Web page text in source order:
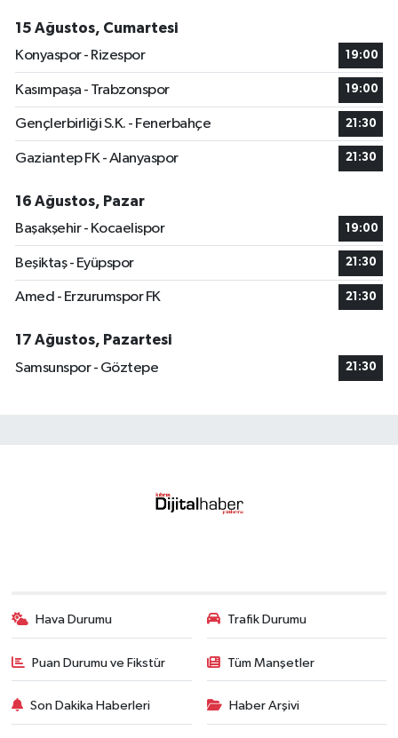
15 Ağustos, Cumartesi
Konyaspor - Rizespor
19:00
Kasımpaşa - Trabzonspor 19:00
Gençlerbirliği S.K. - Fenerbahçe 21:30
Gaziantep FK - Alanyaspor 21:30
16 Ağustos, Pazar
Başakşehir - Kocaelispor
19:00
Beşiktaş - Eyüpspor 21:30
Amed - Erzurumspor FK 21:30
17 Ağustos, Pazartesi
Samsunspor - Göztepe
21:30
Hava Durumu Trafik Durumu
Puan Durumu ve Fikstür Tüm Manşetler
Son Dakika Haberleri Haber Arşivi